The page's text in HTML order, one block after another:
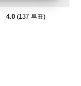
4.0(137 투표)